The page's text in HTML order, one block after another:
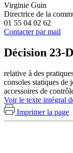
Virginie Guin
Directrice de la
01 55 04 02 62
Contacter par mail
Décision 23-
relative à des
consoles statiques de
accessoires de
Voir le texte intégral
Imprimer la page